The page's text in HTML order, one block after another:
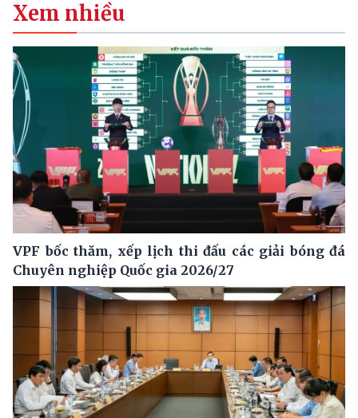
Xem nhiều
VPF bốc thăm, xếp lịch thi đấu các giải bóng đá
Chuyên nghiệp Quốc gia 2026/27